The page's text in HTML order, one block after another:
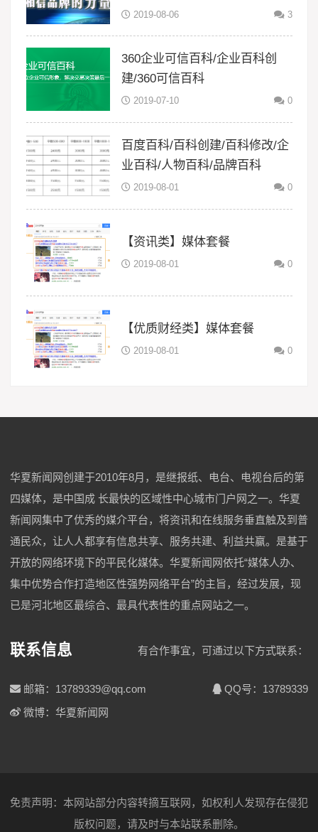
2019-08-06 3
360企业可信百科/企业百科创
建/360可信百科
2019-07-10 0
百度百科/百科创建/百科修改/企
业百科/人物百科/品牌百科
2019-08-01 0
【资讯类】媒体套餐
2019-08-01 0
【优质财经类】媒体套餐
2019-08-01 0
华夏新闻网创建于2010年8月，是继报纸、电台、电视台后的第
四媒体，是中国成 长最快的区域性中心城市门户网之一。华夏
新闻网集中了优秀的媒介平台，将资讯和在线服务垂直触及到普
通民众，让人人都享有信息共享、服务共建、利益共赢。是基于
开放的网络环境下的平民化媒体。华夏新闻网依托“媒体人办、
集中优势合作打造地区性强势网络平台”的主旨，经过发展，现
已是河北地区最综合、最具代表性的重点网站之一。
联系信息 有合作事宜，可通过以下方式联系：
邮箱：13789339@qq.com
QQ号：13789339
微博：华夏新闻网
免责声明：本网站部分内容转摘互联网，如权利人发现存在侵犯
版权问题，请及时与本站联系删除。